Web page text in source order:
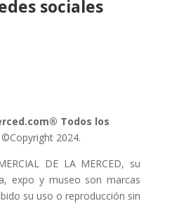
sociales
Todos los
©Copyright 2024.
DE LA MERCED, su
expo y museo son marcas
su uso o reproducción sin